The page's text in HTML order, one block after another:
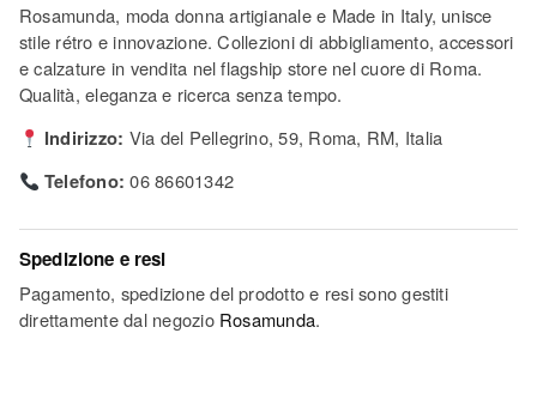
Rosamunda, moda donna artigianale e Made in Italy, unisce
stile rétro e innovazione. Collezioni di abbigliamento, accessori
e calzature in vendita nel flagship store nel cuore di Roma.
Qualità, eleganza e ricerca senza tempo.
Indirizzo: Via del Pellegrino, 59, Roma, RM, Italia
Telefono: 06 86601342
Spedizione e resi
Pagamento, spedizione del prodotto e resi sono gestiti
direttamente dal negozio Rosamunda.